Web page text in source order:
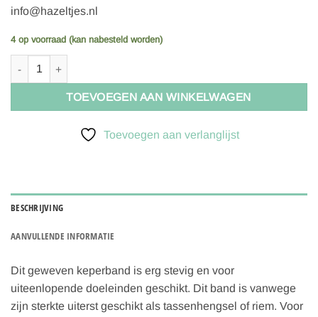
info@hazeltjes.nl
4 op voorraad (kan nabesteld worden)
Keperband tassenband extra stevig 25mm - geel - 643 aantal
TOEVOEGEN AAN WINKELWAGEN
Toevoegen aan verlanglijst
BESCHRIJVING
AANVULLENDE INFORMATIE
Dit geweven keperband is erg stevig en voor
uiteenlopende doeleinden geschikt. Dit band is vanwege
zijn sterkte uiterst geschikt als tassenhengsel of riem. Voor